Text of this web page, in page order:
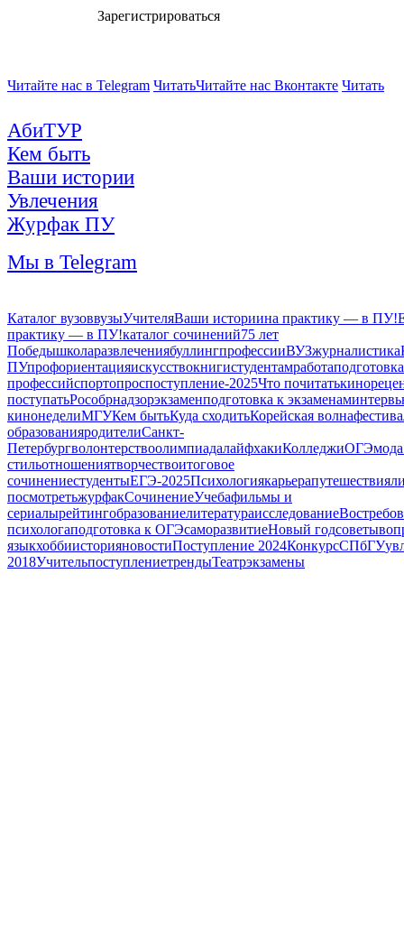
Зарегистрироваться
Читайте нас в Telegram ЧитатьЧитайте нас Вконтакте Читать
АбиТУР
Кем быть
Ваши истории
Увлечения
Журфак ПУ
Мы в Telegram
Каталог вузоввузыУчителяВаши историина практику — в ПУ!
практику — в ПУ!каталог сочинений75 лет
ПобедышколаразвлечениябуллингпрофессииВУЗжурналистика
ПУпрофориентацияискусствокнигистудентамработа
профессийспортопроспоступление-2025Что почитатькино
поступатьРособрнадзорэкзаменподготовка к экзаменам
кинонеделиМГУКем бытьКуда сходитьКорейская волна
образованияродителиСанкт-
ПетербургволонтерствоолимпиадалайфхакиКолледжиОГЭ
стильотношениятворчествоитоговое
сочинениестудентыЕГЭ-2025Психологиякарьерапутешествия
посмотретьжурфакСочинениеУчебафильмы и
сериалырейтингобразованиелитератураисследование
психологаподготовка к ОГЭсаморазвитиеНовый годсоветы
языкхоббиисторияновостиПоступление 2024КонкурсСПбГУ
2018УчительпоступлениетрендыТеатрэкзамены